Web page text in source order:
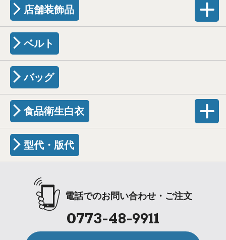
店舗装飾品
ベルト
バッグ
食品衛生白衣
型代・版代
電話でのお問い合わせ・ご注文
0773-48-9911